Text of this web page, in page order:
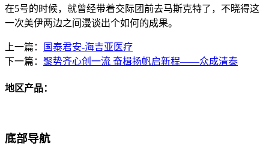
在5号的时候，就曾经带着交际团前去马斯克特了，不晓得这
一次美伊两边之间漫谈出个如何的成果。
上一篇：
国泰君安-海吉亚医疗
下一篇： 聚势齐心创一流 奋楫扬帆启新程——众成清泰
地区产品：
底部导航